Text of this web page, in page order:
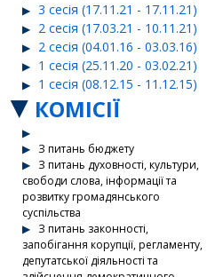
3 сесія (17.11.21 - 17.11.21)
2 сесія (17.03.21 - 10.11.21)
2 сесія (04.01.16 - 03.03.16)
1 сесія (25.11.20 - 03.02.21)
1 сесія (08.12.15 - 11.12.15)
КОМІСІЇ
З питань бюджету
З питань духовності, культури,
свободи слова, інформації та
розвитку громадянського
суспільства
З питань законності,
запобігання корупції, регламенту,
депутатської діяльності та